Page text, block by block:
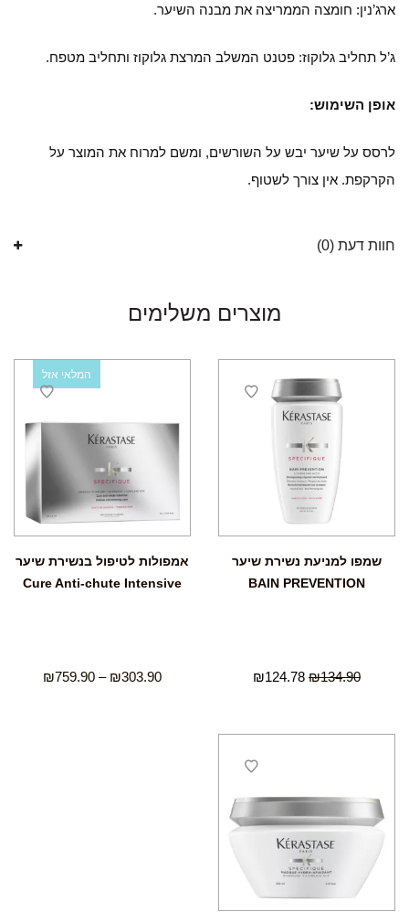
ארג’נין: חומצה הממריצה את מבנה השיער.
ג’ל תחליב גלוקוז: פטנט המשלב המרצת גלוקוז ותחליב מטפח.
אופן השימוש:
לרסס על שיער יבש על השורשים, ומשם למרוח את המוצר על
הקרקפת. אין צורך לשטוף.
חוות דעת (0)
מוצרים משלימים
שמפו למניעת נשירת שיער
BAIN PREVENTION
₪134.90
₪124.78
המלאי אזל
אמפולות לטיפול בנשירת שיער
Cure Anti-chute Intensive
₪303.90
–
₪759.90